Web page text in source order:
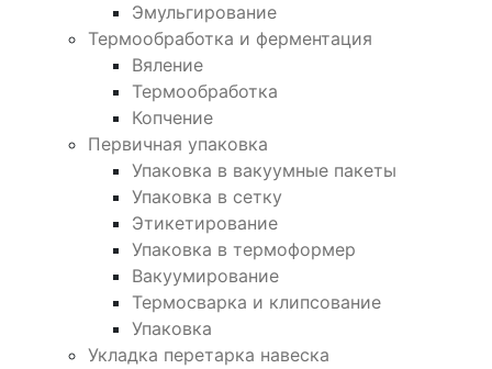
Эмульгирование
Термообработка и ферментация
Вяление
Термообработка
Копчение
Первичная упаковка
Упаковка в вакуумные пакеты
Упаковка в сетку
Этикетирование
Упаковка в термоформер
Вакуумирование
Термосварка и клипсование
Упаковка
Укладка перетарка навеска